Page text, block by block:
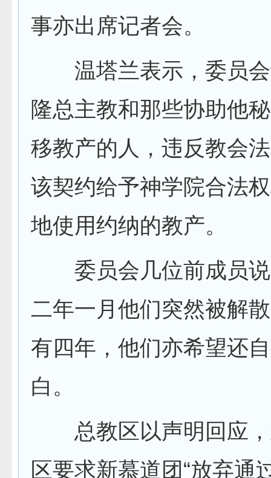
事亦出席记者会。
温塔兰表示，委员会
隆总主教和那些协助他
移教产的人，违反教会
该契约给予神学院合法
地使用约纳的教产。
委员会几位前成员说
二年一月他们突然被解
有四年，他们亦希望还
白。
总教区以声明回应，
区要求新慕道团“放弃通